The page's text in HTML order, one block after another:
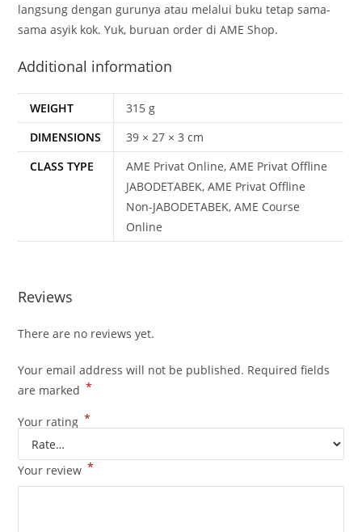
langsung dengan gurunya atau melalui buku tetap sama-
sama asyik kok. Yuk, buruan order di AME Shop.
Additional information
WEIGHT
315 g
DIMENSIONS
39 × 27 × 3 cm
CLASS TYPE
AME Privat Online, AME Privat Offline
JABODETABEK, AME Privat Offline
Non-JABODETABEK, AME Course
Online
Reviews
There are no reviews yet.
Your email address will not be published. Required fields
are marked *
Your rating *
Your review *